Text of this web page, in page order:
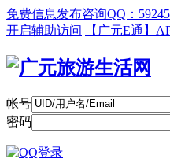
免费信息发布咨询QQ：
开启辅助访问
【广元E通】
帐号
密码